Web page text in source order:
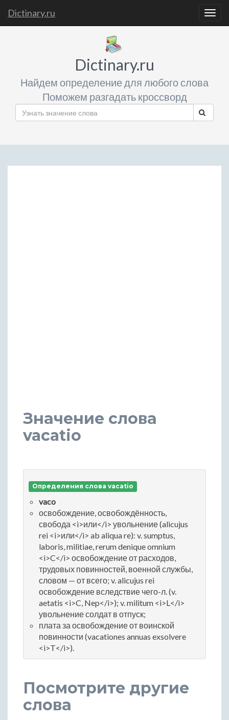
Dictinary.ru
Dictinary.ru
Найдем определение для любого слова
Поможем разгадать кроссворд
Значение слова
vacatio
Определения слова vacatio
vaco
освобождение, освобождённость,
свобода <i>или</i> увольнение (alicujus
rei <i>или</i> ab aliqua re): v. sumptus,
laboris, militiae, rerum denique omnium
<i>C</i> освобождение от расходов,
трудовых повинностей, военной службы,
словом — от всего; v. alicujus rei
освобождение вследствие чего-л. (v.
aetatis <i>C, Nep</i>); v. militum <i>L</i>
увольнение солдат в отпуск;
плата за освобождение от воинской
повинности (vacationes annuas exsolvere
<i>T</i>).
Посмотрите другие
слова